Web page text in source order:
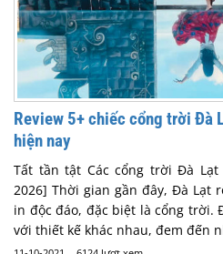
Review 5+ chiếc cổng trời Đà
hiện nay
Tất tần tật Các cổng trời Đà
2026] Thời gian gần đây, Đà Lạt
in độc đáo, đặc biệt là cổng trời.
với thiết kế khác nhau, đem đến